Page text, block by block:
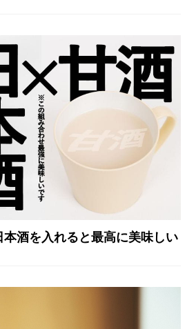
本酒を入れると最高に美味しい